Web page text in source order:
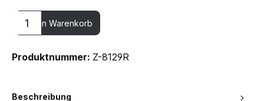
Produkt Anzahl: Gib den gewünschten Wert ein oder benutze
In den Warenkorb
Produktnummer: Z-8129R
Beschreibung